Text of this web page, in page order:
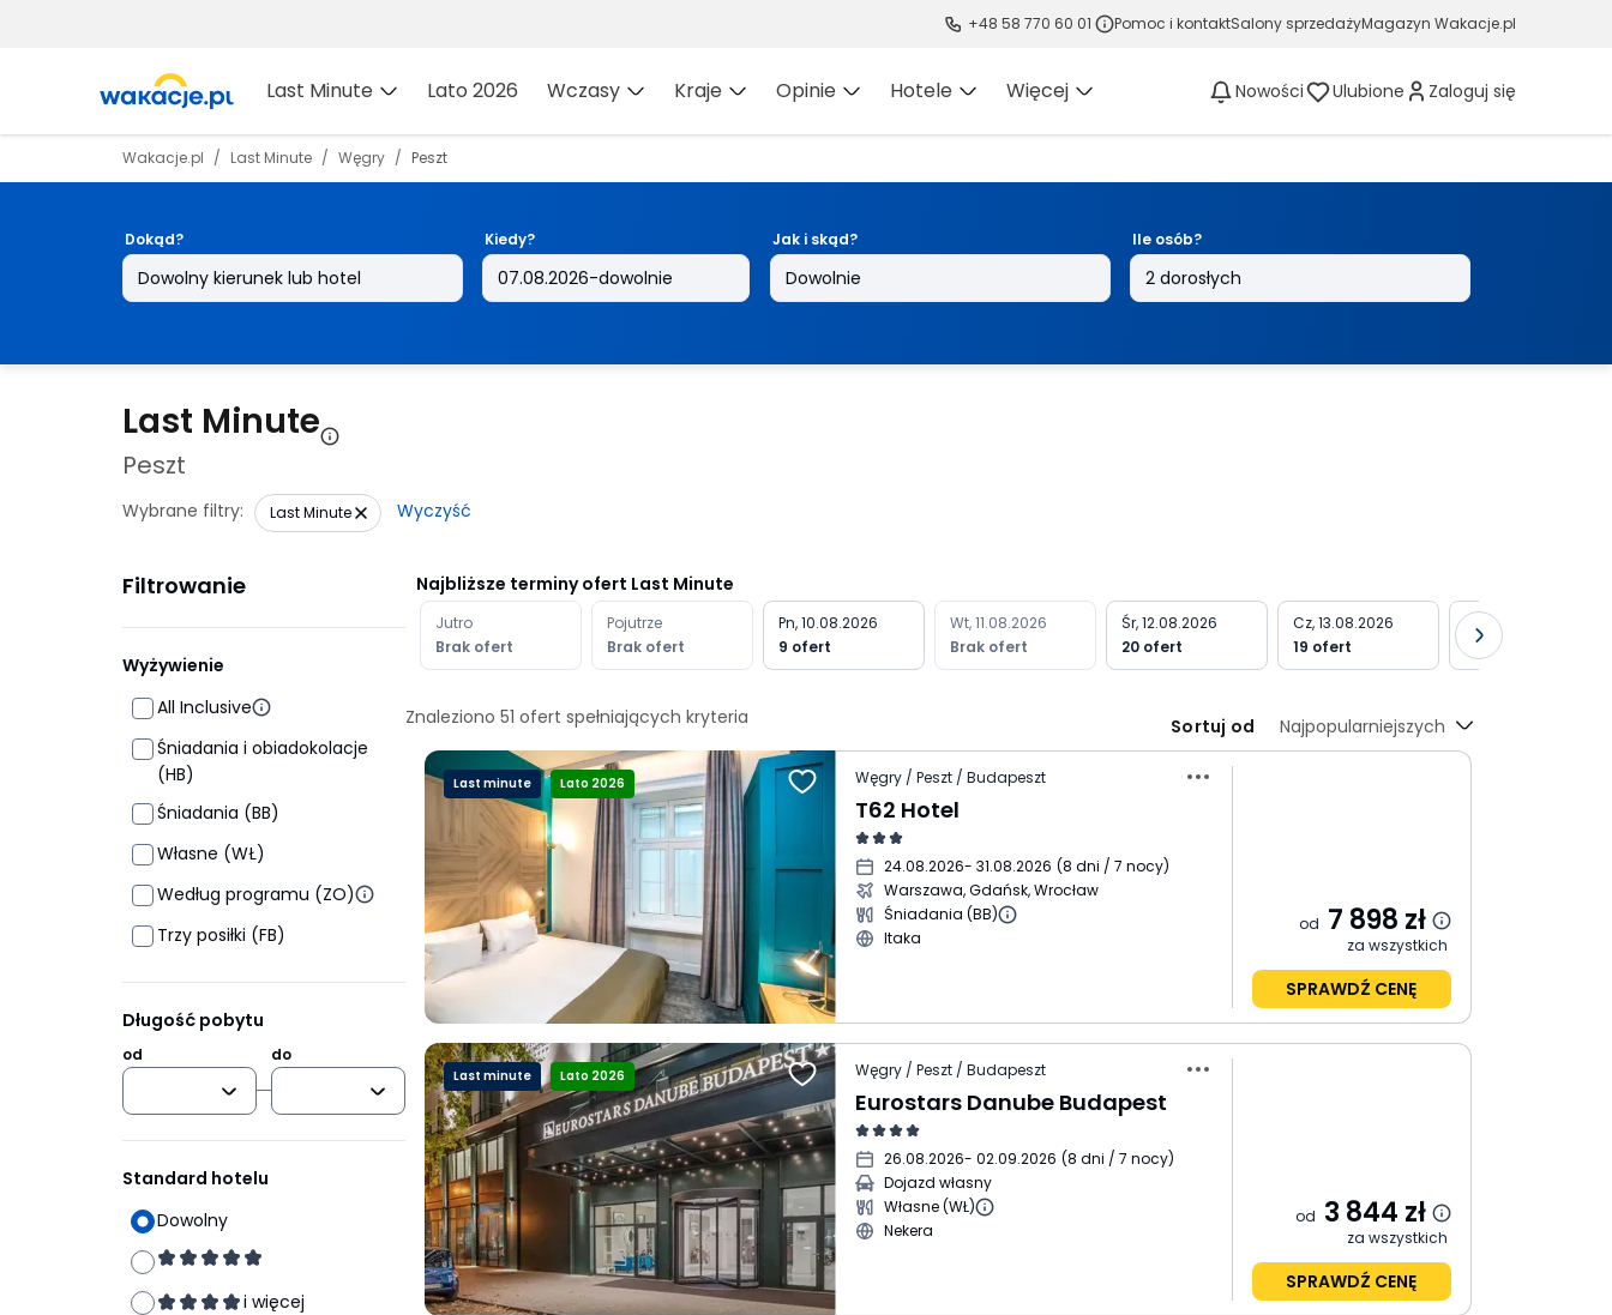
+48 58 770 60 01 Pomoc i kontaktSalony sprzedażyMagazyn Wakacje.pl
Last Minute Lato 2026 Wczasy Kraje Opinie Hotele Więcej Nowości Ulubione Zaloguj się
Wakacje.pl Last Minute Węgry Peszt
Dokąd? Kiedy? Jak i skąd? Ile osób?
Last Minute
Peszt
Wybrane filtry: Last Minute Wyczyść
Filtrowanie
Wyżywienie
All Inclusive
Śniadania i obiadokolacje
(HB)
Śniadania (BB)
Własne (WŁ)
Według programu (ZO)
Trzy posiłki (FB)
Długość pobytu
od do
Standard hotelu
Dowolny
i więcej
Najbliższe terminy ofert Last Minute
Jutro
Brak ofert
Pojutrze
Brak ofert
Pn, 10.08.2026
9 ofert
Wt, 11.08.2026
Brak ofert
Śr, 12.08.2026
20 ofert
Cz, 13.08.2026
19 ofert
Pt, 14.08.2026
21 ofert
Znaleziono 51 ofert spełniających kryteria Sortuj od Najpopularniejszych
Last minute Lato 2026 Węgry / Peszt / Budapeszt
T62 Hotel
24.08.2026- 31.08.2026 (8 dni / 7 nocy)
Warszawa, Gdańsk, Wrocław
Śniadania (BB)
Itaka
od 7 898 zł
za wszystkich
SPRAWDŹ CENĘ
Last minute Lato 2026 Węgry / Peszt / Budapeszt
Eurostars Danube Budapest
26.08.2026- 02.09.2026 (8 dni / 7 nocy)
Dojazd własny
Własne (WŁ)
Nekera
od 3 844 zł
za wszystkich
SPRAWDŹ CENĘ